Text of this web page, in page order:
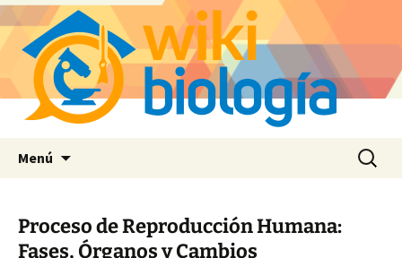
Menú Buscar:
Proceso de Reproducción Humana:
Fases, Órganos y Cambios